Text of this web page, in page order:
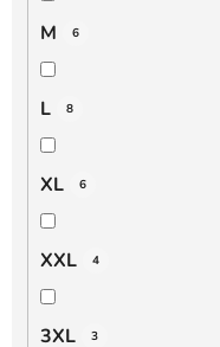
M 6
L 8
XL 6
XXL 4
3XL 3